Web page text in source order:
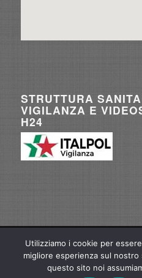
STRUTTURA
VIGILANZA E
H24
© Copyright - Gamma Medica S.r.l. |
07409481004 | Web Project Manager
Utilizziamo i cookie per
migliore esperienza sul
questo sito noi